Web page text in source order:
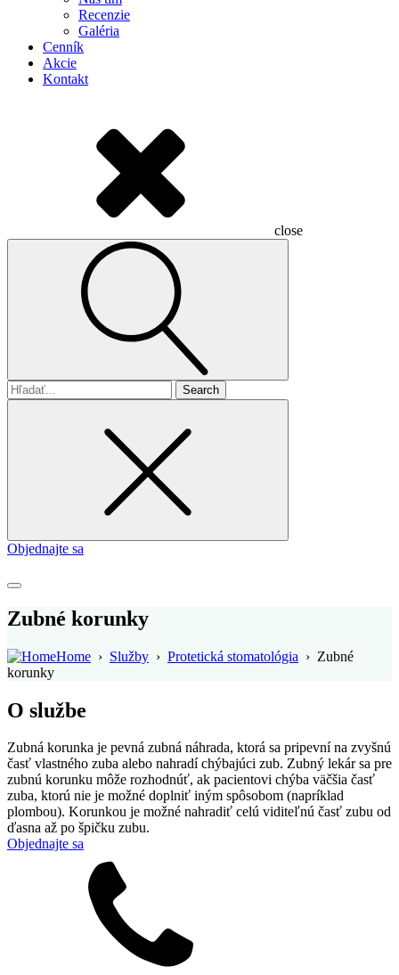
Recenzie
Galéria
Cenník
Akcie
Kontakt
close
Search
for
Objednajte sa
Zubné korunky
Home › Služby › Protetická stomatológia › Zubné
korunky
O službe
Zubná korunka je pevná zubná náhrada, ktorá sa pripevní na zvyšnú
časť vlastného zuba alebo nahradí chýbajúci zub. Zubný lekár sa pre
zubnú korunku môže rozhodnúť, ak pacientovi chýba väčšia časť
zuba, ktorú nie je možné doplniť iným spôsobom (napríklad
plombou). Korunkou je možné nahradiť celú viditeľnú časť zubu od
ďasna až po špičku zubu.
Objednajte sa